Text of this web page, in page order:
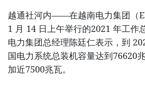
越通社河内——在越南电力集团（
1 月 14 日上午举行的2021 年工作
电力集团总经理陈廷仁表示，到
国电力系统总装机容量达到76620
加近7500兆瓦。